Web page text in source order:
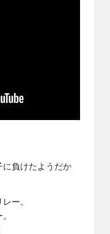
に負けたようだか
ー。